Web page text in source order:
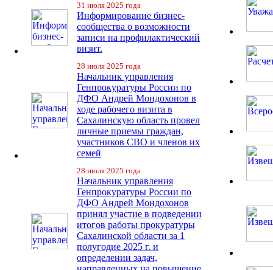
31 июля 2025 года
Информирование бизнес-
сообщества о возможности
записи на профилактический
визит.
28 июля 2025 года
Начальник управления
Генпрокуратуры России по
ДФО Андрей Мондохонов в
ходе рабочего визита в
Сахалинскую область провел
личные приемы граждан,
участников СВО и членов их
семей
28 июля 2025 года
Начальник управления
Генпрокуратуры России по
ДФО Андрей Мондохонов
принял участие в подведении
итогов работы прокуратуры
Сахалинской области за 1
полугодие 2025 г. и
определении задач,